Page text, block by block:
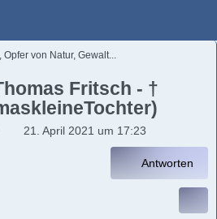
von Natur, Gewalt...
Fritsch - †
21. April 2021 um 17:23
Antworten